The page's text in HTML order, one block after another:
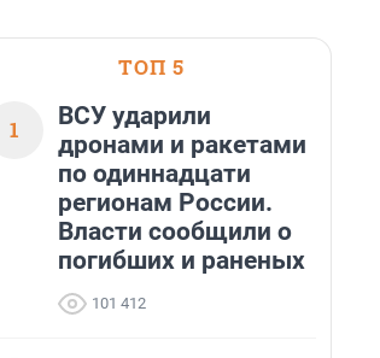
ТОП 5
1
ВСУ ударили
дронами и ракетами
по одиннадцати
регионам России.
Власти сообщили о
погибших и раненых
101 412